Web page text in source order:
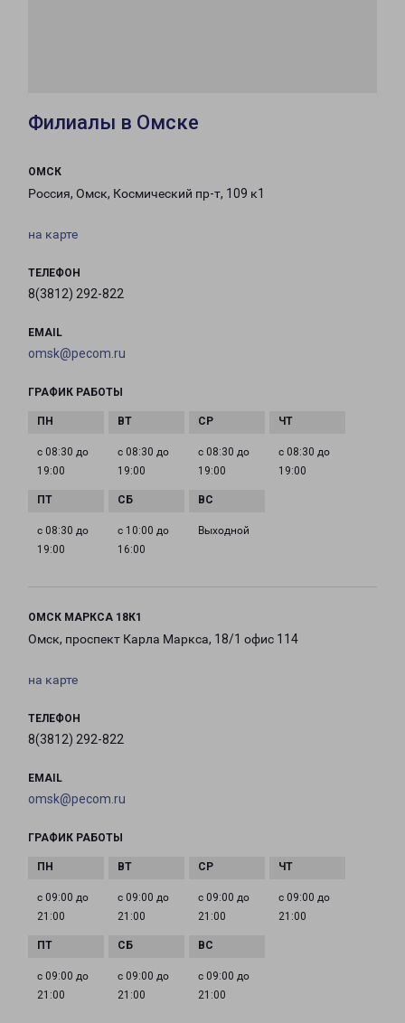
Филиалы в Омске
ОМСК
Россия, Омск, Космический пр-т, 109 к1
на карте
ТЕЛЕФОН
8(3812) 292-822
EMAIL
omsk@pecom.ru
ГРАФИК РАБОТЫ
с 08:30 до
19:00
с 08:30 до
19:00
с 08:30 до
19:00
с 08:30 до
19:00
с 08:30 до
19:00
с 10:00 до
16:00
Выходной
ОМСК МАРКСА 18К1
Омск, проспект Карла Маркса, 18/1 офис 114
на карте
ТЕЛЕФОН
8(3812) 292-822
EMAIL
omsk@pecom.ru
ГРАФИК РАБОТЫ
с 09:00 до
21:00
с 09:00 до
21:00
с 09:00 до
21:00
с 09:00 до
21:00
с 09:00 до
21:00
с 09:00 до
21:00
с 09:00 до
21:00